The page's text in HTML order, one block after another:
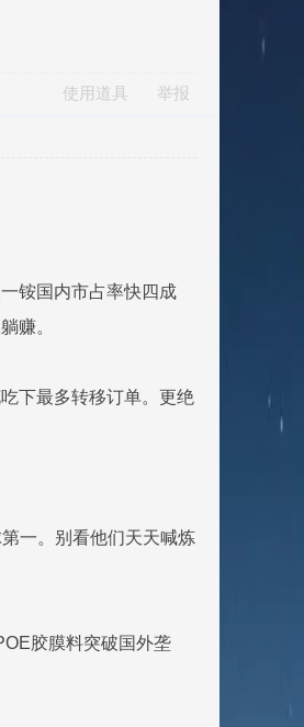
使用道具 举报
铵国内市占率快四成
赚。
下最多转移订单。更绝
一。别看他们天天喊炼
胶膜料突破国外垄